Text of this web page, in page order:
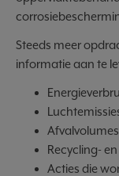
Steeds meer
informatie aan te
Recycling-
Acties die